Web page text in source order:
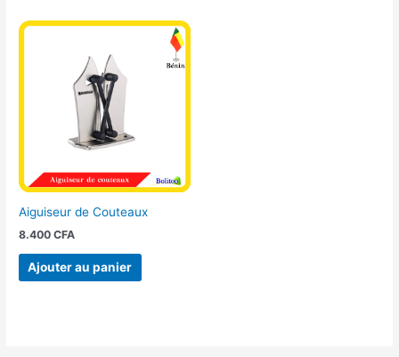
Aiguiseur de Couteaux
8.400CFA
Ajouter au panier